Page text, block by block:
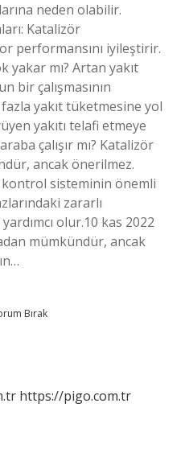
neden olabilir.
Katalizör
performansını iyileştirir.
yakar mı? Artan yakıt
bir çalışmasının
yakıt tüketmesine yol
yakıtı telafi etmeye
çalışır mı? Katalizör
ancak önerilmez.
kontrol sisteminin önemli
zararlı
olur.10 kas 2022
mümkündür, ancak
Bırak
https://pigo.com.tr